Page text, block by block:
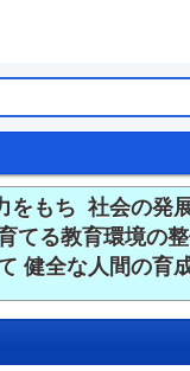
をもち 社会の発
てる教育環境の
健全な人間の育